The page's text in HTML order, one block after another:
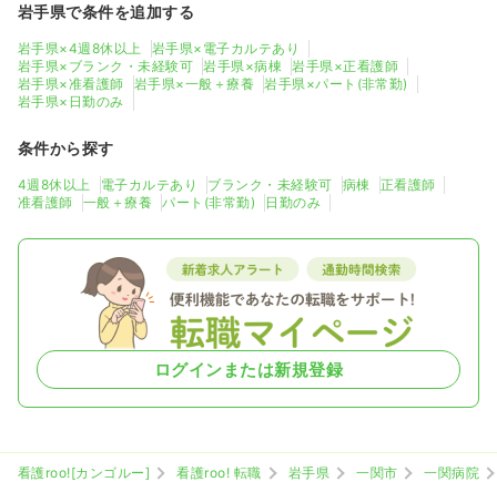
岩手県で条件を追加する
岩手県×4週8休以上
岩手県×電子カルテあり
岩手県×ブランク・未経験可
岩手県×病棟
岩手県×正看護師
岩手県×准看護師
岩手県×一般＋療養
岩手県×パート(非常勤)
岩手県×日勤のみ
条件から探す
4週8休以上 電子カルテあり ブランク・未経験可 病棟
正看護師
准看護師
一般＋療養 パート(非常勤) 日勤のみ
ログインまたは新規登録
看護roo![カンゴルー] 看護roo! 転職 岩手県 一関市
一関病院